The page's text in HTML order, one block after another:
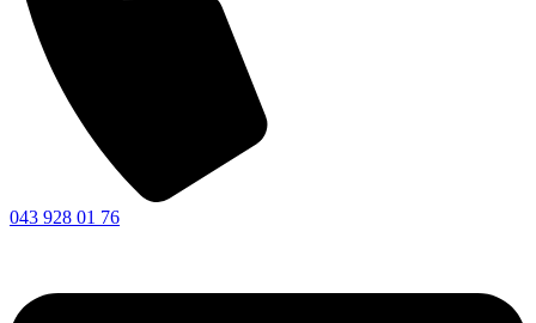
043 928 01 76